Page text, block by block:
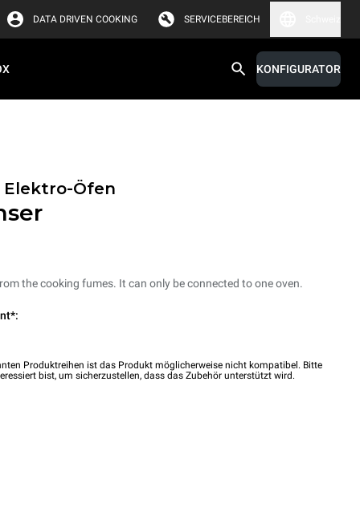
DATA DRIVEN COOKING SERVICEBEREICH
KONFIGURATOR
Öfen
the cooking fumes. It can only be connected to one oven.
Produktreihen ist das Produkt möglicherweise nicht kompatibel. Bitte
bist, um sicherzustellen, dass das Zubehör unterstützt wird.